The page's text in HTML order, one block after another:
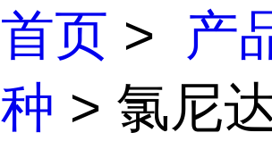
首页 > 产
种 > 氯尼